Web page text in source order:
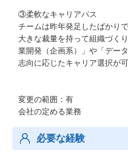
③柔軟なキャリアパス
チームは昨年発足したばかり
大きな裁量を持って組織づく
業開発（企画系）」や「デー
志向に応じたキャリア選択が可
変更の範囲：有
会社の定める業務
必要な経験